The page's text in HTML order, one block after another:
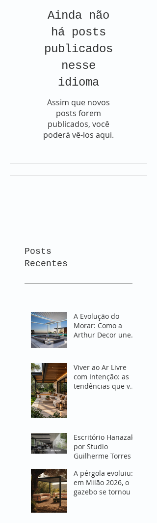
Ainda não
há posts
publicados
nesse
idioma
Assim que novos
posts forem
publicados, você
poderá vê-los aqui.
Posts
Recentes
A Evolução do
Morar: Como a
Arthur Decor une
Abertos
Viver ao Ar Livre
com Intenção: as
tendências que vão
Escritório Hanazaki
por Studio
Guilherme Torres
A pérgola evoluiu:
em Milão 2026, o
gazebo se tornou o